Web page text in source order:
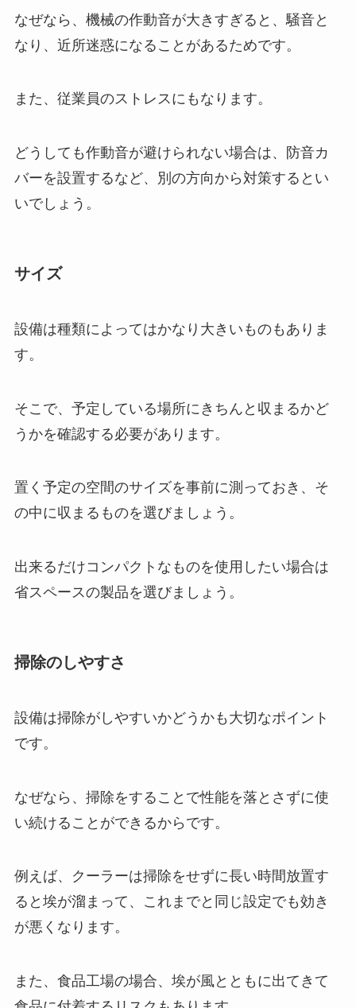
なぜなら、機械の作動音が大きすぎると、騒音と
なり、近所迷惑になることがあるためです。
また、従業員のストレスにもなります。
どうしても作動音が避けられない場合は、防音カ
バーを設置するなど、別の方向から対策するとい
いでしょう。
サイズ
設備は種類によってはかなり大きいものもありま
す。
そこで、予定している場所にきちんと収まるかど
うかを確認する必要があります。
置く予定の空間のサイズを事前に測っておき、そ
の中に収まるものを選びましょう。
出来るだけコンパクトなものを使用したい場合は
省スペースの製品を選びましょう。
掃除のしやすさ
設備は掃除がしやすいかどうかも大切なポイント
です。
なぜなら、掃除をすることで性能を落とさずに使
い続けることができるからです。
例えば、クーラーは掃除をせずに長い時間放置す
ると埃が溜まって、これまでと同じ設定でも効き
が悪くなります。
また、食品工場の場合、埃が風とともに出てきて